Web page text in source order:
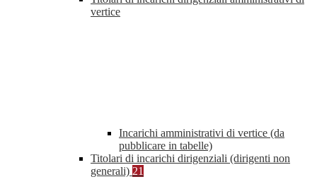
vertice
Incarichi amministrativi di vertice (da
pubblicare in tabelle)
Titolari di incarichi dirigenziali (dirigenti non
generali) 21